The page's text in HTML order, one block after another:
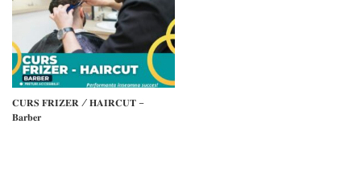
𝐂𝐔𝐑𝐒 𝐅𝐑𝐈𝐙𝐄𝐑 / 𝐇𝐀𝐈𝐑𝐂𝐔𝐓 –
𝐁𝐚𝐫𝐛𝐞𝐫